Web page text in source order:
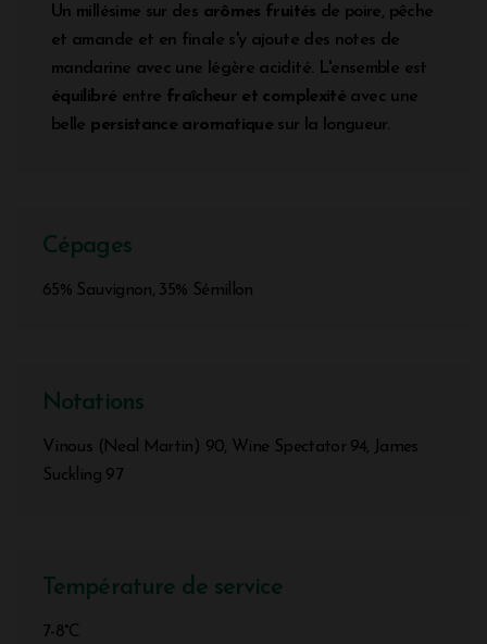
Un millésime sur des arômes fruités de poire, pêche
et amande et en finale s'y ajoute des notes de
mandarine avec une légère acidité. L'ensemble est
équilibré entre fraîcheur et complexité avec une
belle persistance aromatique sur la longueur.
Cépages
65% Sauvignon, 35% Sémillon
Notations
Vinous (Neal Martin) 90, Wine Spectator 94, James
Suckling 97
Température de service
7-8°C